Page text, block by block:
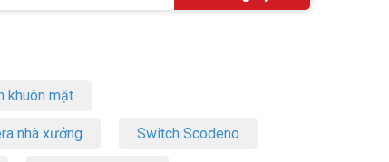
khuôn mặt
nhà xưởng Switch Scodeno